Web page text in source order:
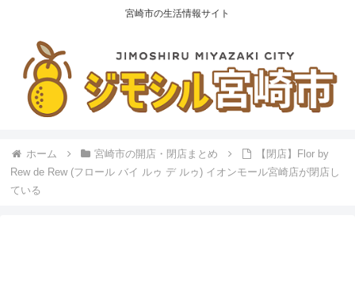
宮崎市の生活情報サイト
ホーム 宮崎市の開店・閉店まとめ
【閉店】Flor by
Rew de Rew (フロール バイ ルゥ デ ルゥ) イオンモール宮崎店が閉店し
ている